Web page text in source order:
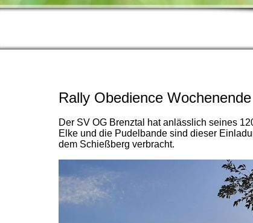
Rally Obedience
Der SV OG Brenztal hat anlässlich seines
Elke und die Pudelbande sind dieser
dem Schießberg verbracht.